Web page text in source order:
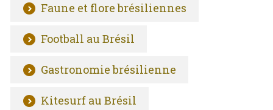
Faune et flore brésiliennes
Football au Brésil
Gastronomie brésilienne
Kitesurf au Brésil